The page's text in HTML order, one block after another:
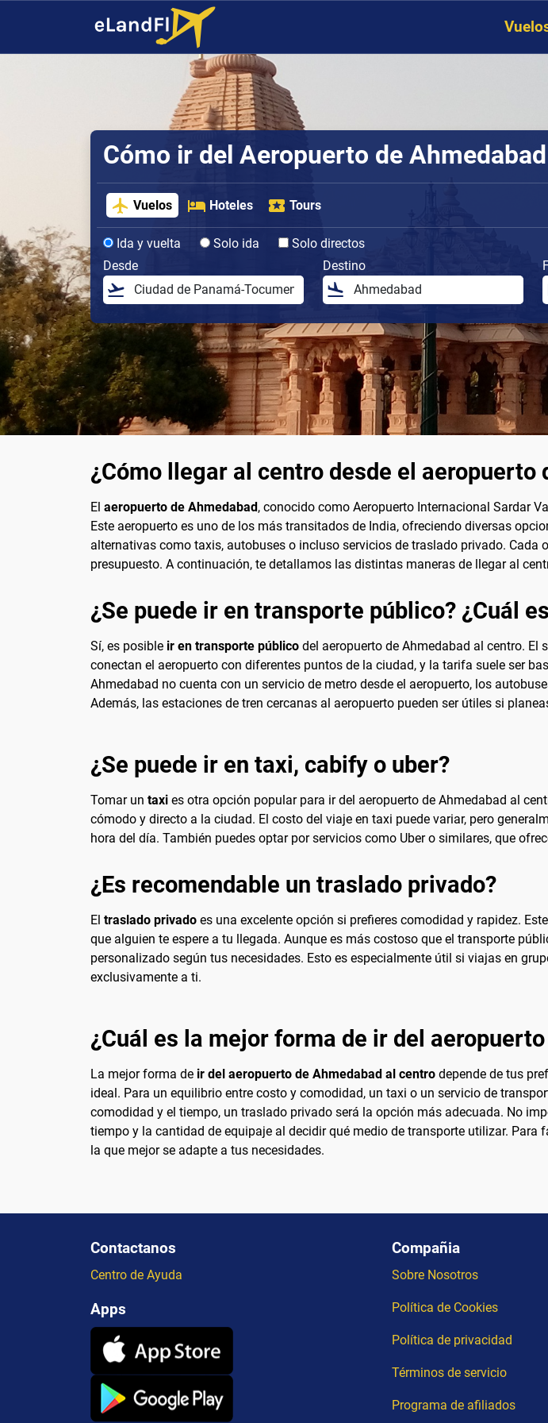
Cómo ir del Aeropuerto de
Vuelos Hoteles Tours
Ida y vuelta Solo ida
Solo directos
Desde
Destino
¿Cómo llegar al centro desde el aeropuerto
El aeropuerto de Ahmedabad , conocido como Aeropuerto Internacional Sardar
Este aeropuerto es uno de los más transitados de India, ofreciendo diversas
alternativas como taxis, autobuses o incluso servicios de traslado privado.
presupuesto. A continuación, te detallamos las distintas maneras de llegar al
¿Se puede ir en transporte público? ¿Cuál
Sí, es posible ir en transporte público del aeropuerto de Ahmedabad al centro.
conectan el aeropuerto con diferentes puntos de la ciudad, y la tarifa suele ser
Ahmedabad no cuenta con un servicio de metro desde el aeropuerto, los
Además, las estaciones de tren cercanas al aeropuerto pueden ser útiles si
¿Se puede ir en taxi, cabify o uber?
Tomar un taxi es otra opción popular para ir del aeropuerto de Ahmedabad al
cómodo y directo a la ciudad. El costo del viaje en taxi puede variar, pero
hora del día. También puedes optar por servicios como Uber o similares, que
¿Es recomendable un traslado privado?
El traslado privado es una excelente opción si prefieres comodidad y rapidez.
que alguien te espere a tu llegada. Aunque es más costoso que el transporte
personalizado según tus necesidades. Esto es especialmente útil si viajas en
exclusivamente a ti.
¿Cuál es la mejor forma de ir del
La mejor forma de ir del aeropuerto de Ahmedabad al centro depende de tus
ideal. Para un equilibrio entre costo y comodidad, un taxi o un servicio de
comodidad y el tiempo, un traslado privado será la opción más adecuada. No
tiempo y la cantidad de equipaje al decidir qué medio de transporte utilizar. Para
la que mejor se adapte a tus necesidades.
Contactanos
Centro de Ayuda
Apps
Compañia
Sobre Nosotros
Política de Cookies
Política de privacidad
Términos de servicio
Programa de afiliados